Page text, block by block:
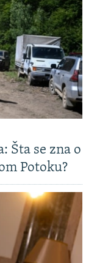
Šta se zna o
Potoku?